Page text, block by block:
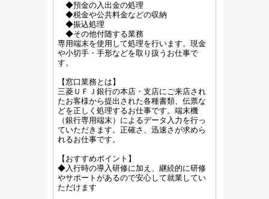
◆預金の入出金の処理
◆税金や公共料金などの収納
◆振込処理
◆その他付随する業務
専用端末を使用して処理を行います。現金
や小切手・手形などを取り扱うお仕事で
す。
【窓口業務とは】
三菱ＵＦＪ銀行の本店・支店にご来店され
たお客様から提出された各種書類、伝票な
どを正しく処理するお仕事です。端末機
（銀行専用端末）によるデータ入力を行っ
ていただきます。正確さ、迅速さが求めら
れるお仕事です。
【おすすめポイント】
◆入行時の導入研修に加え、継続的に研修
やサポートがあるので安心して就業してい
ただけます